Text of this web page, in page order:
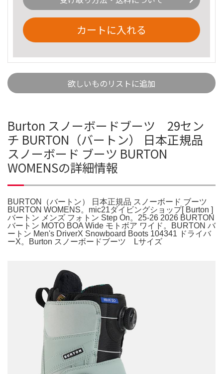
カートに入れる
欲しいものリストに追加
Burton スノーボードブーツ 29セン
チ BURTON（バートン） 日本正規品
スノーボード ブーツ BURTON
WOMENSの詳細情報
BURTON（バートン） 日本正規品 スノーボード ブーツ
BURTON WOMENS。mic21ダイビングショップ[ Burton ]
バートン メンズ フォトン Step On。25-26 2026 BURTON
バートン MOTO BOA Wide モトボア ワイド。BURTON バ
ートン Men's DriverX Snowboard Boots 104341 ドライバ
ーX。Burton スノーボードブーツ Lサイズ